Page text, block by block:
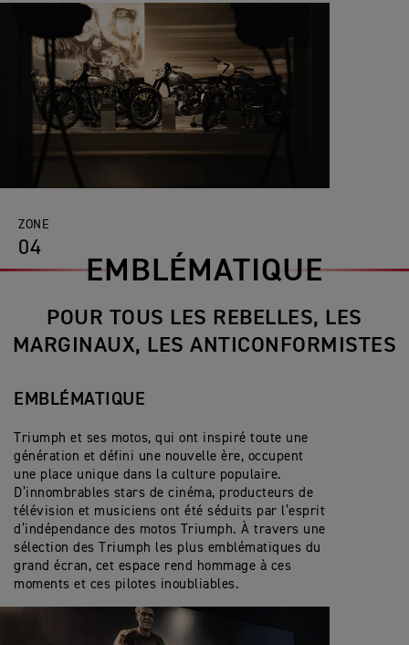
ZONE
04
EMBLÉMATIQUE
POUR TOUS LES REBELLES, LES
MARGINAUX, LES ANTICONFORMISTES
EMBLÉMATIQUE
Triumph et ses motos, qui ont inspiré toute une
génération et défini une nouvelle ère, occupent
une place unique dans la culture populaire.
D’innombrables stars de cinéma, producteurs de
télévision et musiciens ont été séduits par l’esprit
d’indépendance des motos Triumph. À travers une
sélection des Triumph les plus emblématiques du
grand écran, cet espace rend hommage à ces
moments et ces pilotes inoubliables.